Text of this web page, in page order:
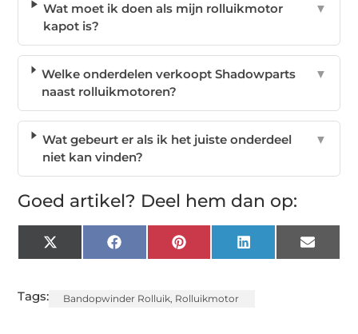
Wat moet ik doen als mijn rolluikmotor
kapot is?
▼
Welke onderdelen verkoopt Shadowparts
naast rolluikmotoren?
▼
Wat gebeurt er als ik het juiste onderdeel
niet kan vinden?
▼
Goed artikel? Deel hem dan op:
X
(Twitter)
FacebookPinterest LinkedIn Email
Tags: Bandopwinder Rolluik, Rolluikmotor